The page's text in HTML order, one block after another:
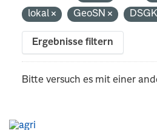
lokal
GeoSN
Ergebnisse filtern
Bitte versuch es mit einer